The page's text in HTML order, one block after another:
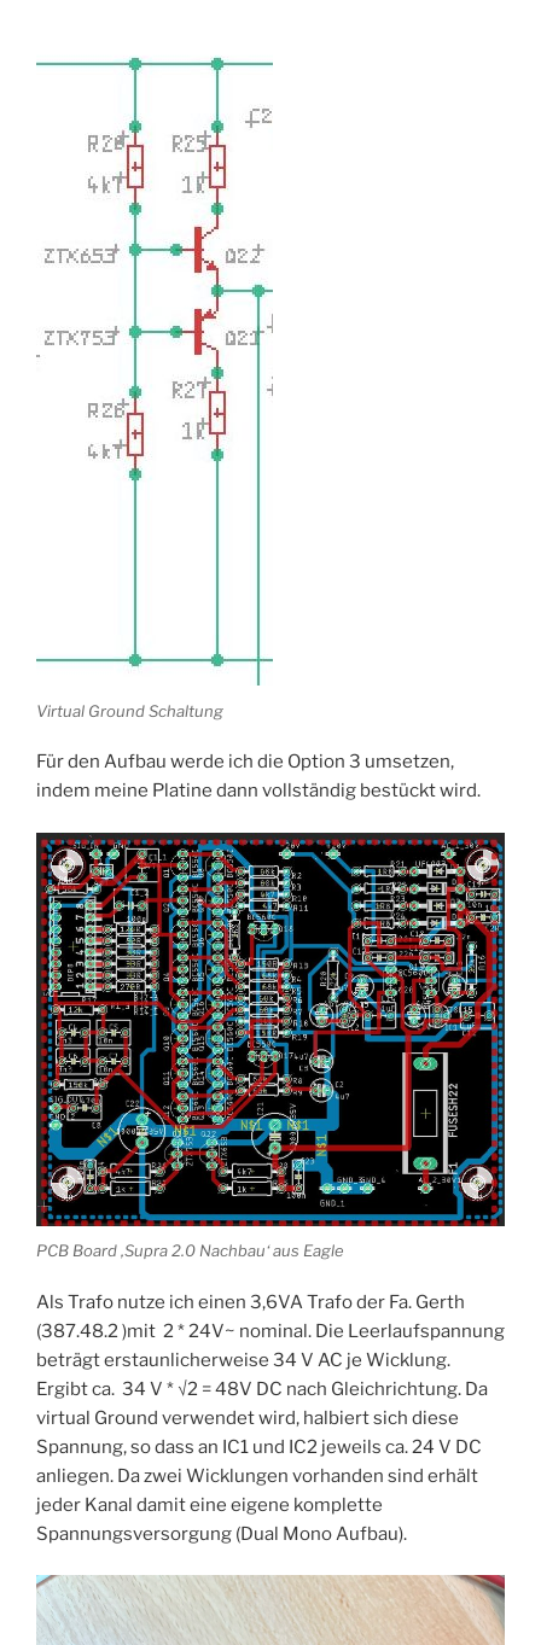
Virtual Ground Schaltung
Für den Aufbau werde ich die Option 3 umsetzen,
indem meine Platine dann vollständig bestückt wird.
PCB Board ‚Supra 2.0 Nachbau‘ aus Eagle
Als Trafo nutze ich einen 3,6VA Trafo der Fa. Gerth
(387.48.2 )mit 2 * 24V~ nominal. Die Leerlaufspannung
beträgt erstaunlicherweise 34 V AC je Wicklung.
Ergibt ca. 34 V * √2 = 48V DC nach Gleichrichtung. Da
virtual Ground verwendet wird, halbiert sich diese
Spannung, so dass an IC1 und IC2 jeweils ca. 24 V DC
anliegen. Da zwei Wicklungen vorhanden sind erhält
jeder Kanal damit eine eigene komplette
Spannungsversorgung (Dual Mono Aufbau).